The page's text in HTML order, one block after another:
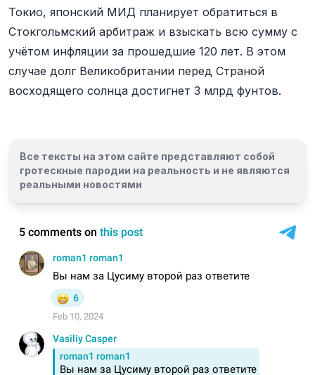
Токио, японский МИД планирует обратиться в
Стокгольмский арбитраж и взыскать всю сумму с
учётом инфляции за прошедшие 120 лет. В этом
случае долг Великобритании перед Страной
восходящего солнца достигнет 3 млрд фунтов.
Все тексты на этом сайте представляют собой
гротескные пародии на реальность и не являются
реальными новостями